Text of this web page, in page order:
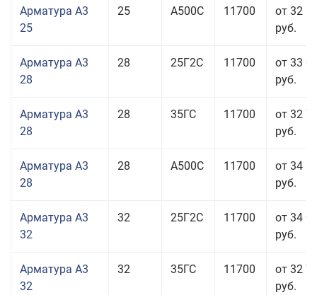
Арматура А3
25
25 А500С 11700
от 32
руб.
Арматура А3
28
28 25Г2С 11700
от 33
руб.
Арматура А3
28
28 35ГС 11700
от 32
руб.
Арматура А3
28
28 А500С 11700
от 34
руб.
Арматура А3
32
32 25Г2С 11700
от 34
руб.
Арматура А3
32
32 35ГС 11700
от 32
руб.